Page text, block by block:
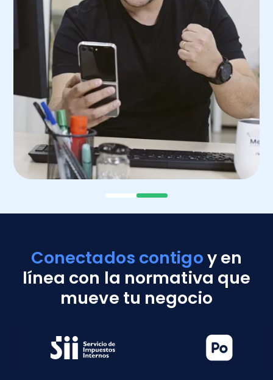
Conectados contigoy en
línea con la normativa que
mueve tu negocio